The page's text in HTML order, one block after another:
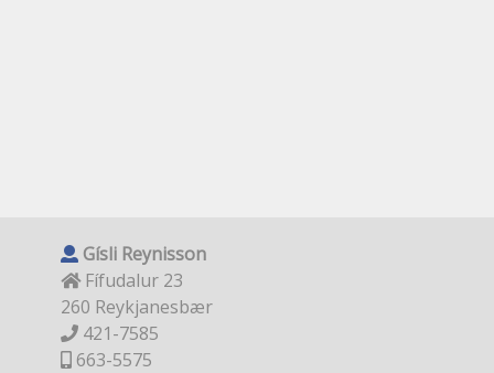
Gísli Reynisson
Fífudalur 23
260 Reykjanesbær
421-7585
663-5575